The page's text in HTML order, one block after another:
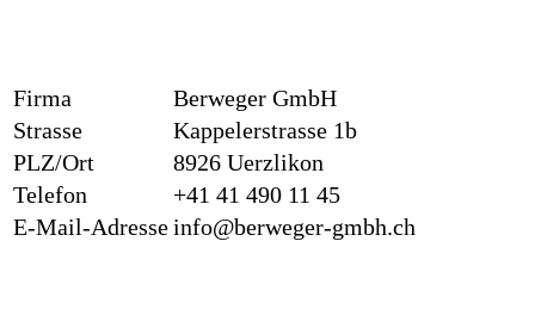
Firma
Berweger GmbH
Strasse
Kappelerstrasse 1b
PLZ/Ort
8926 Uerzlikon
Telefon
+41 41 490 11 45
E-Mail-Adresseinfo@berweger-gmbh.ch